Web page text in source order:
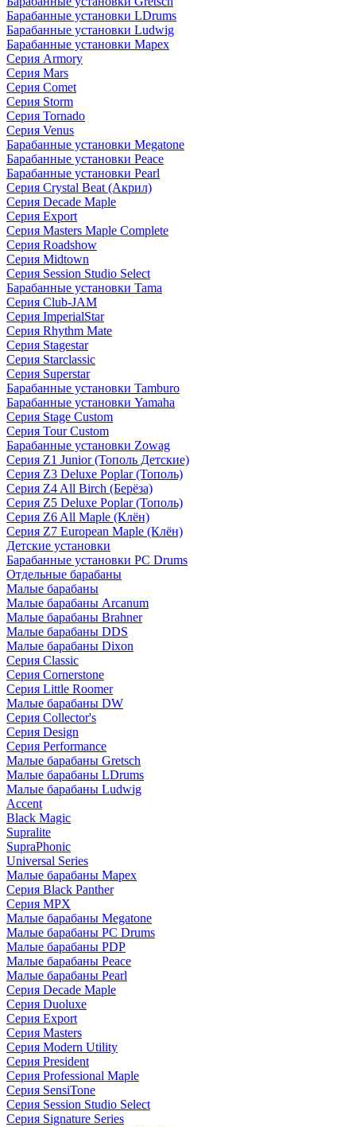
Барабанные установки LDrums
Барабанные установки Ludwig
Барабанные установки Mapex
Серия Armory
Серия Mars
Серия Comet
Серия Storm
Серия Tornado
Серия Venus
Барабанные установки Megatone
Барабанные установки Peace
Барабанные установки Pearl
Серия Crystal Beat (Акрил)
Серия Decade Maple
Серия Export
Серия Masters Maple Complete
Серия Roadshow
Серия Midtown
Серия Session Studio Select
Барабанные установки Tama
Серия Club-JAM
Серия ImperialStar
Серия Rhythm Mate
Серия Stagestar
Серия Starclassic
Серия Superstar
Барабанные установки Tamburo
Барабанные установки Yamaha
Серия Stage Custom
Серия Tour Custom
Барабанные установки Zowag
Серия Z1 Junior (Тополь Детские)
Серия Z3 Deluxe Poplar (Тополь)
Серия Z4 All Birch (Берёза)
Серия Z5 Deluxe Poplar (Тополь)
Серия Z6 All Maple (Клён)
Серия Z7 European Maple (Клён)
Детские установки
Барабанные установки PC Drums
Отдельные барабаны
Малые барабаны
Малые барабаны Arcanum
Малые барабаны Brahner
Малые барабаны DDS
Малые барабаны Dixon
Серия Classic
Серия Cornerstone
Серия Little Roomer
Малые барабаны DW
Серия Collector's
Серия Design
Серия Performance
Малые барабаны Gretsch
Малые барабаны LDrums
Малые барабаны Ludwig
Accent
Black Magic
Supralite
SupraPhonic
Universal Series
Малые барабаны Mapex
Серия Black Panther
Серия MPX
Малые барабаны Megatone
Малые барабаны PC Drums
Малые барабаны PDP
Малые барабаны Peace
Малые барабаны Pearl
Серия Decade Maple
Серия Duoluxe
Серия Export
Серия Masters
Серия Modern Utility
Серия President
Серия Professional Maple
Серия SensiTone
Серия Session Studio Select
Серия Signature Series